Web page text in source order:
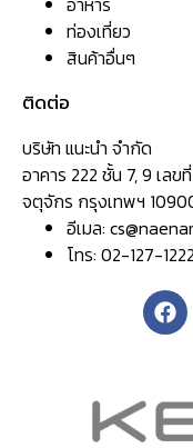
ท่องเที่ยว
สินค้าอื่นๆ
ติดต่อ
บริษัท แนะนำ จำกัด
อาคาร 222 ชั้น 7, 9 เล
จตุจักร กรุงเทพฯ
อีเมล:
โทร: 02-127-1222